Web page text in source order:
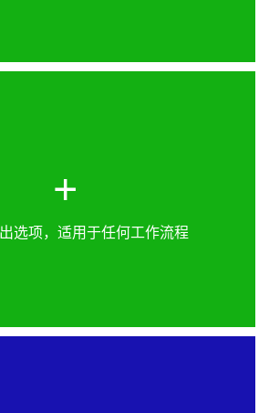
+
选项，适用于任何工作流程
，将Scan2Net®扫描仪无缝集成至
现快速高效的传输。